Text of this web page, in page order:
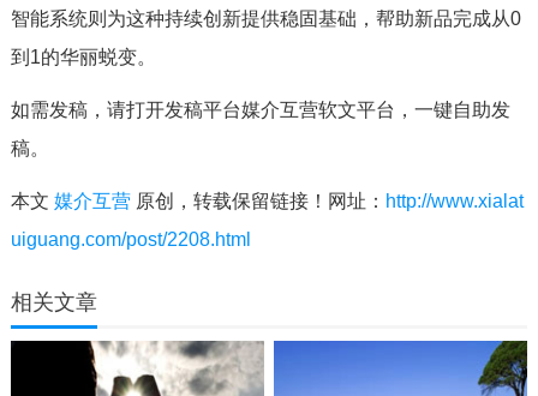
智能系统则为这种持续创新提供稳固基础，帮助新品完成从0
到1的华丽蜕变。
如需发稿，请打开发稿平台媒介互营软文平台，一键自助发
稿。
本文 媒介互营原创，转载保留链接！网址： http://www.xialat
uiguang.com/post/2208.html
相关文章